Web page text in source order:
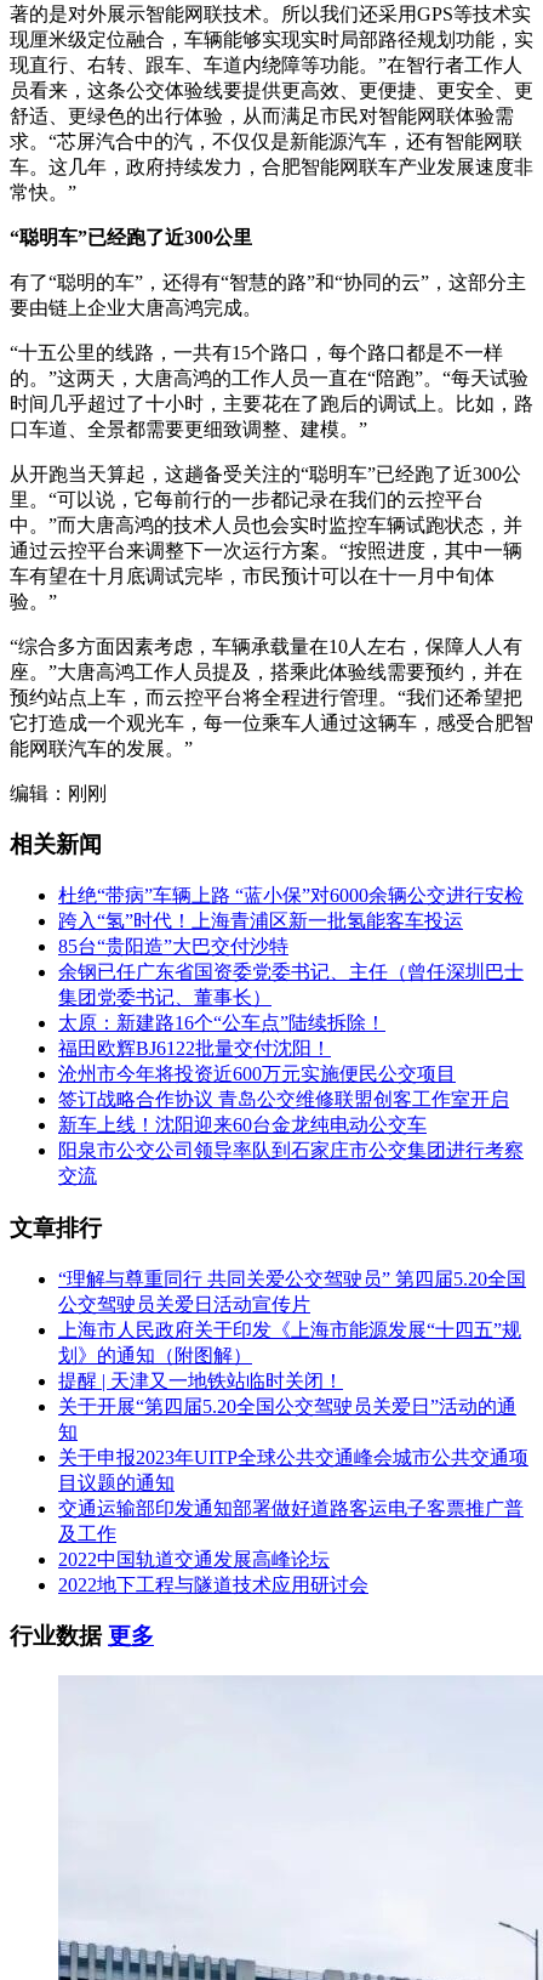
著的是对外展示智能网联技术。所以我们还采用GPS等技术实
现厘米级定位融合，车辆能够实现实时局部路径规划功能，实
现直行、右转、跟车、车道内绕障等功能。”在智行者工作人
员看来，这条公交体验线要提供更高效、更便捷、更安全、更
舒适、更绿色的出行体验，从而满足市民对智能网联体验需
求。“芯屏汽合中的汽，不仅仅是新能源汽车，还有智能网联
车。这几年，政府持续发力，合肥智能网联车产业发展速度非
常快。”
“聪明车”已经跑了近300公里
有了“聪明的车”，还得有“智慧的路”和“协同的云”，这部分主
要由链上企业大唐高鸿完成。
“十五公里的线路，一共有15个路口，每个路口都是不一样
的。”这两天，大唐高鸿的工作人员一直在“陪跑”。“每天试验
时间几乎超过了十小时，主要花在了跑后的调试上。比如，路
口车道、全景都需要更细致调整、建模。”
从开跑当天算起，这趟备受关注的“聪明车”已经跑了近300公
里。“可以说，它每前行的一步都记录在我们的云控平台
中。”而大唐高鸿的技术人员也会实时监控车辆试跑状态，并
通过云控平台来调整下一次运行方案。“按照进度，其中一辆
车有望在十月底调试完毕，市民预计可以在十一月中旬体
验。”
“综合多方面因素考虑，车辆承载量在10人左右，保障人人有
座。”大唐高鸿工作人员提及，搭乘此体验线需要预约，并在
预约站点上车，而云控平台将全程进行管理。“我们还希望把
它打造成一个观光车，每一位乘车人通过这辆车，感受合肥智
能网联汽车的发展。”
编辑：刚刚
相关新闻
杜绝“带病”车辆上路 “蓝小保”对6000余辆公交进行安检
跨入“氢”时代！上海青浦区新一批氢能客车投运
85台“贵阳造”大巴交付沙特
余钢已任广东省国资委党委书记、主任（曾任深圳巴士
集团党委书记、董事长）
太原：新建路16个“公车点”陆续拆除！
福田欧辉BJ6122批量交付沈阳！
沧州市今年将投资近600万元实施便民公交项目
签订战略合作协议 青岛公交维修联盟创客工作室开启
新车上线！沈阳迎来60台金龙纯电动公交车
阳泉市公交公司领导率队到石家庄市公交集团进行考察
交流
文章排行
“理解与尊重同行 共同关爱公交驾驶员” 第四届5.20全国
公交驾驶员关爱日活动宣传片
上海市人民政府关于印发《上海市能源发展“十四五”规
划》的通知（附图解）
提醒 | 天津又一地铁站临时关闭！
关于开展“第四届5.20全国公交驾驶员关爱日”活动的通
知
关于申报2023年UITP全球公共交通峰会城市公共交通项
目议题的通知
交通运输部印发通知部署做好道路客运电子客票推广普
及工作
2022中国轨道交通发展高峰论坛
2022地下工程与隧道技术应用研讨会
行业数据更多